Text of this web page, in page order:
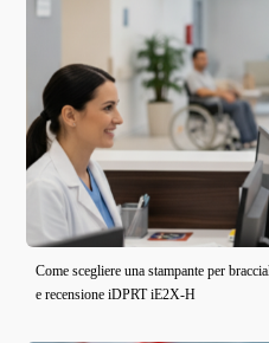
Come scegliere una stampante per
e recensione iDPRT iE2X-H